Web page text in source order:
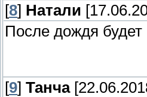
[8] Натали
После дождя будет
[9] Танча